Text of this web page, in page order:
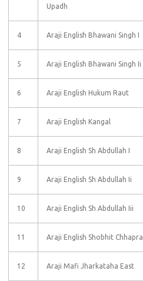
Upadh
4 Araji English Bhawani Singh I
5 Araji English Bhawani Singh Ii
6 Araji English Hukum Raut
7 Araji English Kangal
8 Araji English Sh Abdullah I
9 Araji English Sh Abdullah Ii
10 Araji English Sh Abdullah Iii
11 Araji English Shobhit Chhapra
12 Araji Mafi Jharkataha East